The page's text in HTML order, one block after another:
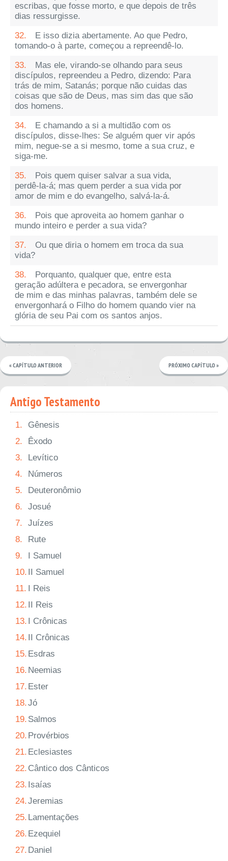
escribas, que fosse morto, e que depois de três
dias ressurgisse.
32.
E isso dizia abertamente. Ao que Pedro,
tomando-o à parte, começou a repreendê-lo.
33.
Mas ele, virando-se olhando para seus
discípulos, repreendeu a Pedro, dizendo: Para
trás de mim, Satanás; porque não cuidas das
coisas que são de Deus, mas sim das que são
dos homens.
34.
E chamando a si a multidão com os
discípulos, disse-lhes: Se alguém quer vir após
mim, negue-se a si mesmo, tome a sua cruz, e
siga-me.
35.
Pois quem quiser salvar a sua vida,
perdê-la-á; mas quem perder a sua vida por
amor de mim e do evangelho, salvá-la-á.
36.
Pois que aproveita ao homem ganhar o
mundo inteiro e perder a sua vida?
37.
Ou que diria o homem em troca da sua
vida?
38.
Porquanto, qualquer que, entre esta
geração adúltera e pecadora, se envergonhar
de mim e das minhas palavras, também dele se
envergonhará o Filho do homem quando vier na
glória de seu Pai com os santos anjos.
« CAPÍTULO ANTERIOR PRÓXIMO CAPÍTULO »
Antigo Testamento
1.
Gênesis
2.
Êxodo
3.
Levítico
4.
Números
5.
Deuteronômio
6.
Josué
7.
Juízes
8.
Rute
9.
I Samuel
10. II Samuel
11. I Reis
12. II Reis
13. I Crônicas
14. II Crônicas
15. Esdras
16. Neemias
17. Ester
18.Jó
19. Salmos
20. Provérbios
21. Eclesiastes
22. Cântico dos Cânticos
23. Isaías
24.Jeremias
25. Lamentações
26. Ezequiel
27. Daniel